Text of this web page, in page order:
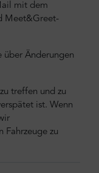
mit dem
Meet&Greet-
über Änderungen
treffen und zu
ist. Wenn
Fahrzeuge zu